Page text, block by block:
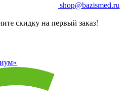
shop@bazismed.ru
скидку на первый заказ!